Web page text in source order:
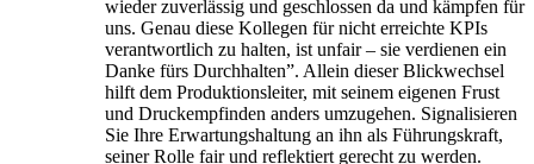
wieder zuverlässig und geschlossen da und kämpfen für
uns. Genau diese Kollegen für nicht erreichte KPIs
verantwortlich zu halten, ist unfair – sie verdienen ein
Danke fürs Durchhalten”. Allein dieser Blickwechsel
hilft dem Produktionsleiter, mit seinem eigenen Frust
und Druckempfinden anders umzugehen. Signalisieren
Sie Ihre Erwartungshaltung an ihn als Führungskraft,
seiner Rolle fair und reflektiert gerecht zu werden.